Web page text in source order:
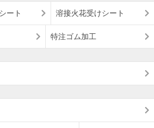
ート 溶接火花受けシート
特注ゴム加工